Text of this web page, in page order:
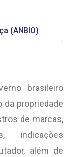
(ANBIO)
brasileiro
da propriedade
de marcas,
indicações
além de